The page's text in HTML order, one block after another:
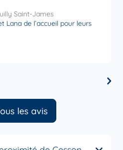
Saint-James
Lana de l’accueil pour leurs
les avis